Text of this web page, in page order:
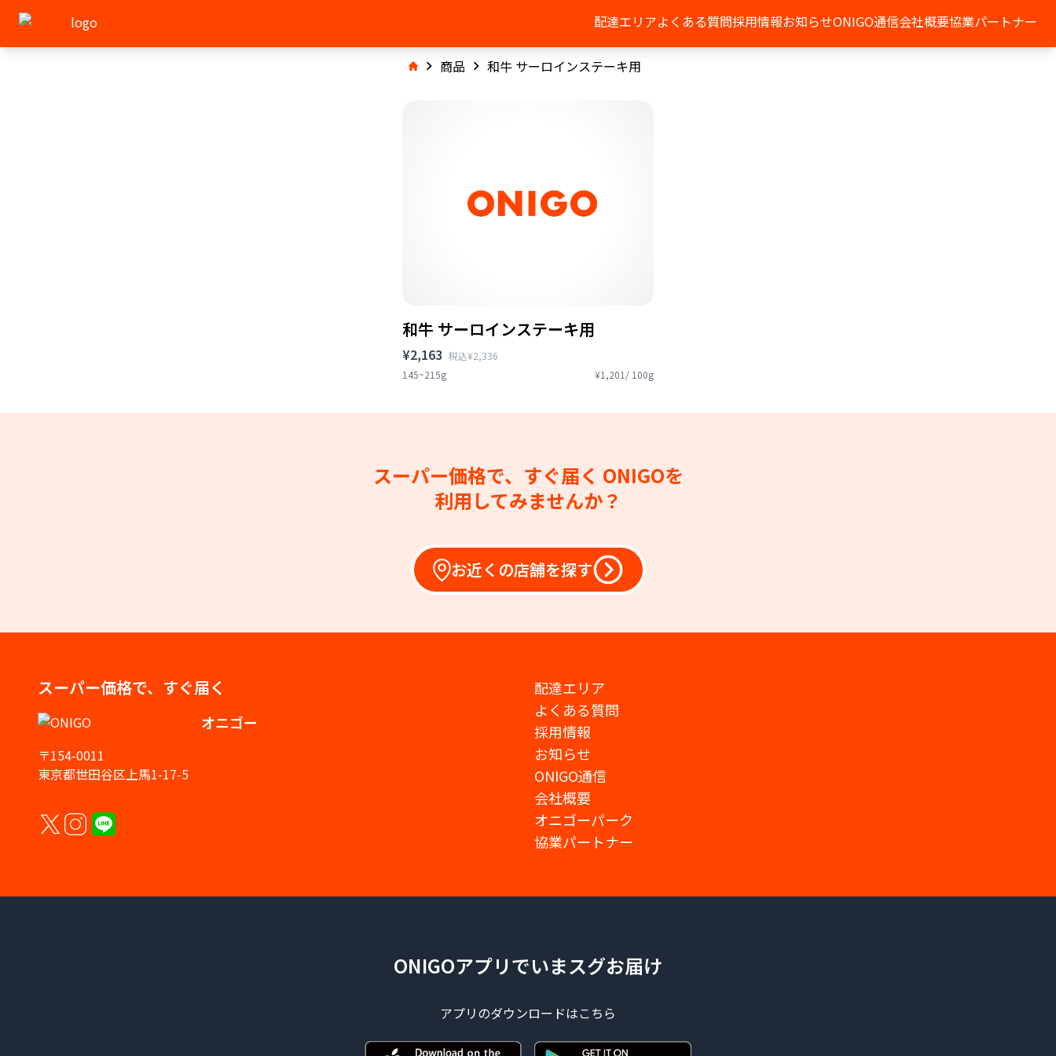
配達エリアよくある質問採用情報お知らせONIGO通信会社概要協業パートナー
商品 和牛 サーロインステーキ用
和牛 サーロインステーキ用
¥2,163 税込¥2,336
145~215g
¥1,201/ 100g
スーパー価格で、すぐ届く ONIGOを
利用してみませんか？
お近くの店舗を探す
スーパー価格で、すぐ届く
オニゴー
〒154-0011
東京都世田谷区上馬1-17-5
配達エリア
よくある質問
採用情報
お知らせ
ONIGO通信
会社概要
オニゴーパーク
協業パートナー
ONIGOアプリでいまスグお届け
アプリのダウンロードはこちら